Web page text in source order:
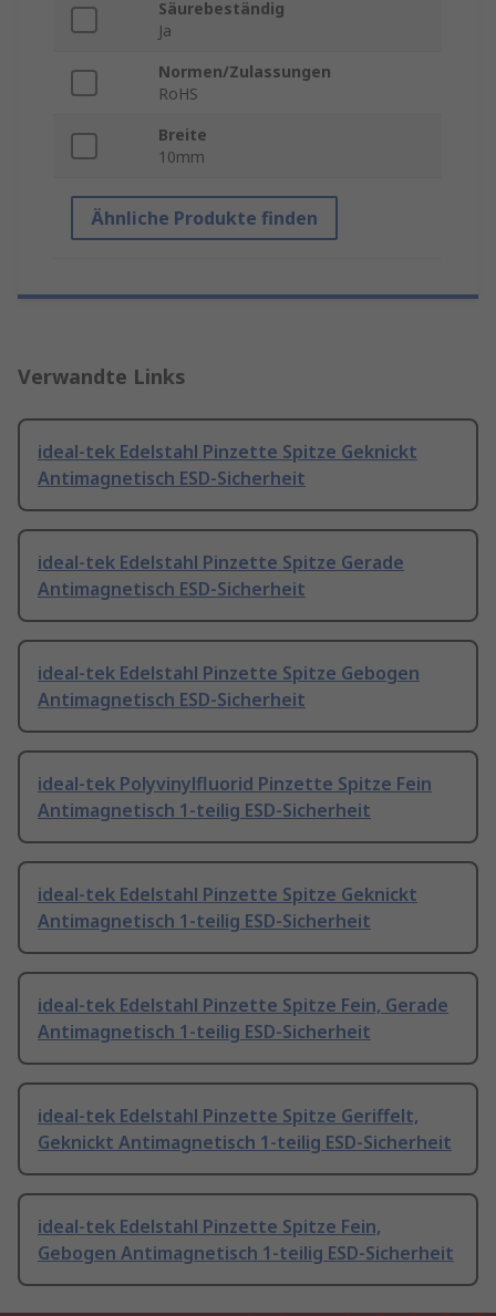
Säurebeständig
Ja
Normen/Zulassungen
RoHS
Breite
10mm
Ähnliche Produkte finden
Verwandte Links
ideal-tek Edelstahl Pinzette Spitze Geknickt
Antimagnetisch ESD-Sicherheit
ideal-tek Edelstahl Pinzette Spitze Gerade
Antimagnetisch ESD-Sicherheit
ideal-tek Edelstahl Pinzette Spitze Gebogen
Antimagnetisch ESD-Sicherheit
ideal-tek Polyvinylfluorid Pinzette Spitze Fein
Antimagnetisch 1-teilig ESD-Sicherheit
ideal-tek Edelstahl Pinzette Spitze Geknickt
Antimagnetisch 1-teilig ESD-Sicherheit
ideal-tek Edelstahl Pinzette Spitze Fein, Gerade
Antimagnetisch 1-teilig ESD-Sicherheit
ideal-tek Edelstahl Pinzette Spitze Geriffelt,
Geknickt Antimagnetisch 1-teilig ESD-Sicherheit
ideal-tek Edelstahl Pinzette Spitze Fein,
Gebogen Antimagnetisch 1-teilig ESD-Sicherheit